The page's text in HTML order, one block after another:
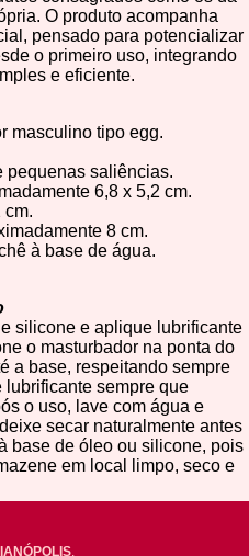
O produto acompanha
pensado para potencializar
o primeiro uso, integrando
e eficiente.
masculino tipo egg.
pequenas saliências.
6,8 x 5,2 cm.
cm.
8 cm.
à base de água.
silicone e aplique lubrificante
o masturbador na ponta do
a base, respeitando sempre
sempre que
o uso, lave com água e
secar naturalmente antes
base de óleo ou silicone, pois
em local limpo, seco e
.